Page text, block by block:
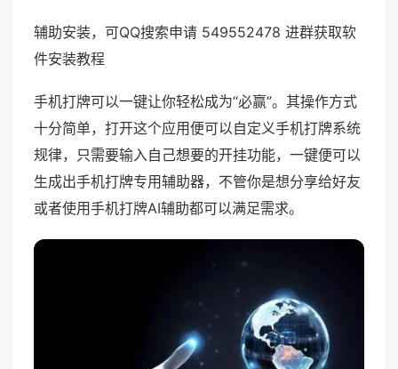
辅助安装，可QQ搜索申请 549552478 进群获取软
件安装教程
手机打牌可以一键让你轻松成为“必赢”。其操作方式
十分简单，打开这个应用便可以自定义手机打牌系统
规律，只需要输入自己想要的开挂功能，一键便可以
生成出手机打牌专用辅助器，不管你是想分享给好友
或者使用手机打牌AI辅助都可以满足需求。